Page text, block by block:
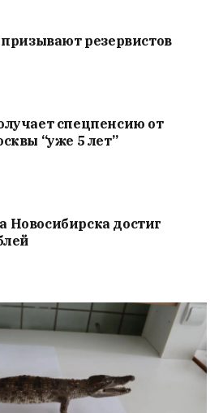
резервистов
спецпенсию от
“уже 5 лет”
достиг